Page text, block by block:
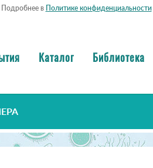
Подробнее в Политике конфиденциальности
Каталог Библиотека